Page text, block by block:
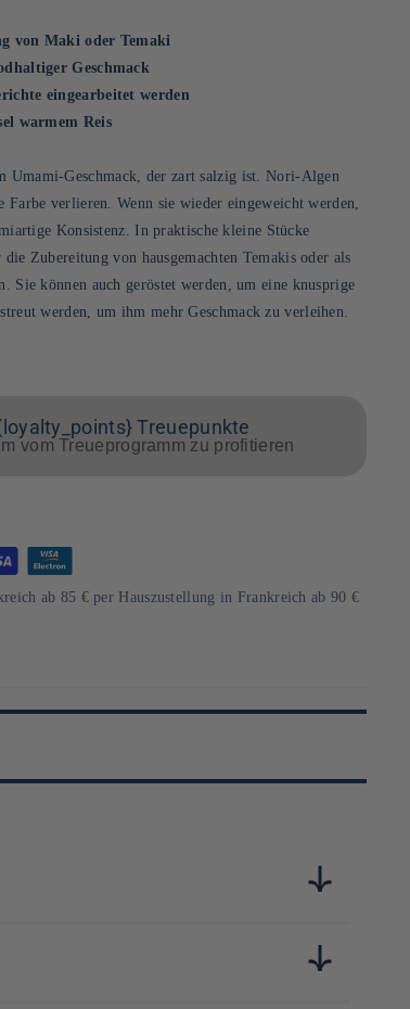
von Maki oder Temaki
Geschmack
eingearbeitet werden
warmem Reis
Umami-Geschmack, der zart salzig ist. Nori-Algen
verlieren. Wenn sie wieder eingeweicht werden,
Konsistenz. In praktische kleine Stücke
Zubereitung von hausgemachten Temakis oder als
Sie können auch geröstet werden, um eine knusprige
werden, um ihm mehr Geschmack zu verleihen.
Treuepunkte
vom Treueprogramm zu profitieren
ab 85 € per Hauszustellung in Frankreich ab 90 €
de préserver la tradition du nori pour les